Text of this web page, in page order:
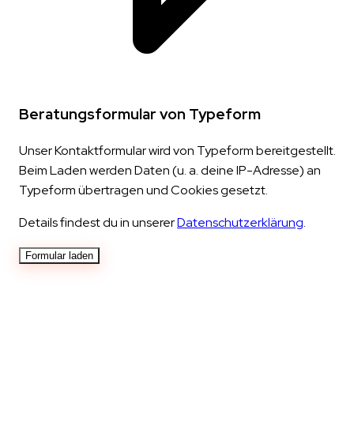
Beratungsformular von Typeform
Unser Kontaktformular wird von Typeform bereitgestellt.
Beim Laden werden Daten (u. a. deine IP-Adresse) an
Typeform übertragen und Cookies gesetzt.
Details findest du in unsererDatenschutzerklärung.
Formular laden